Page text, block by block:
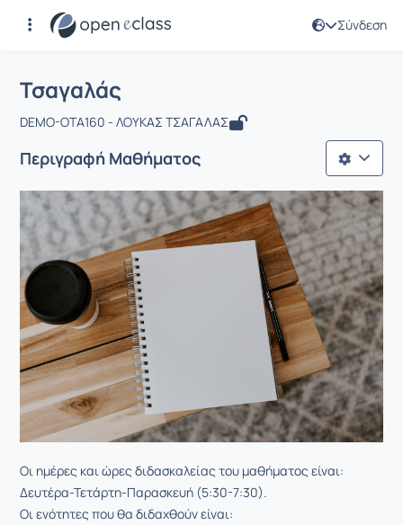
Σύνδεση
Αρχική Σελίδα
Μάθημα : Τσαγαλάς
Τσαγαλάς
DEMO-OTA160 - ΛΟΥΚΑΣ ΤΣΑΓΑΛΑΣ
Περιγραφή Μαθήματος
Οι ημέρες και ώρες διδασκαλείας του μαθήματος είναι:
Δευτέρα-Τετάρτη-Παρασκευή (5:30-7:30).
Οι ενότητες που θα διδαχθούν είναι: